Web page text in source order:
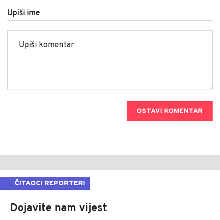
Upiši ime
OSTAVI KOMENTAR
ČITAOCI REPORTERI
Dojavite nam vijest